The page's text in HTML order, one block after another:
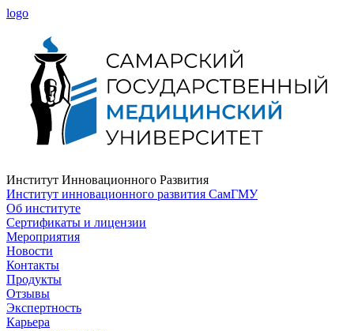
logo
Институт Инновационного Развития
Институт инновационного развития СамГМУ
Об институте
Сертификаты и лицензии
Мероприятия
Новости
Контакты
Продукты
Отзывы
Экспертность
Карьера